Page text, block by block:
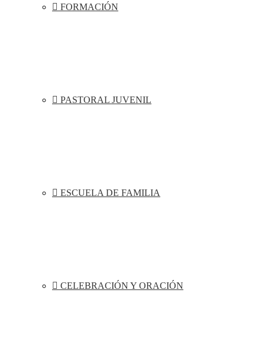
FORMACIÓN
PASTORAL JUVENIL
ESCUELA DE FAMILIA
CELEBRACIÓN Y ORACIÓN